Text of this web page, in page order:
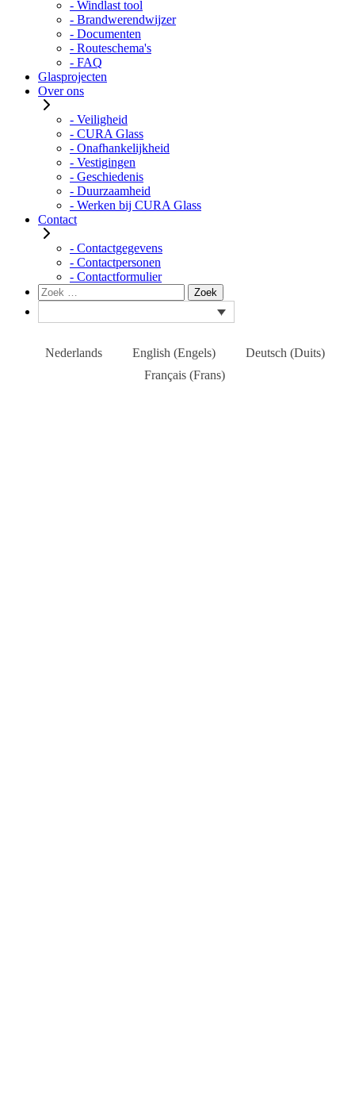
- Windlast tool
- Brandwerendwijzer
- Documenten
- Routeschema's
- FAQ
Glasprojecten
Over ons
- Veiligheid
- CURA Glass
- Onafhankelijkheid
- Vestigingen
- Geschiedenis
- Duurzaamheid
- Werken bij CURA Glass
Contact
- Contactgegevens
- Contactpersonen
- Contactformulier
Zoeken
naar:
Zoek
Nederlands English (Engels) Deutsch (Duits)
Français (Frans)